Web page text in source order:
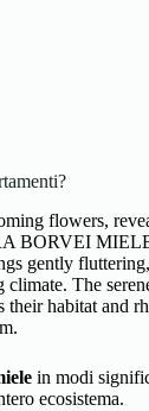
in modi
ecosistema.